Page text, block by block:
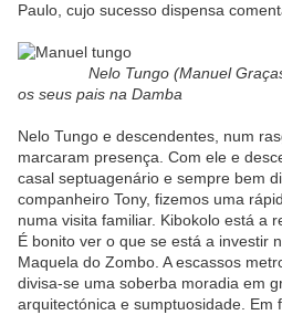
Paulo, cujo sucesso dispensa
Nelo Tungo (Manuel Graças
os seus pais na Damba
Nelo Tungo e descendentes, num
marcaram presença. Com ele e
casal septuagenário e sempre bem
companheiro Tony, fizemos uma
numa visita familiar. Kibokolo está a
É bonito ver o que se está a investir
Maquela do Zombo. A escassos
divisa-se uma soberba moradia em
arquitectónica e sumptuosidade. Em